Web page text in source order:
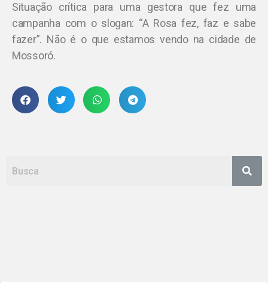
Situação crítica para uma gestora que fez uma
campanha com o slogan: “A Rosa fez, faz e sabe
fazer”. Não é o que estamos vendo na cidade de
Mossoró.